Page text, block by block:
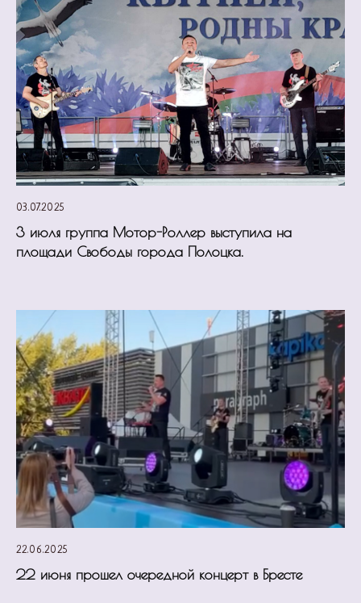
03.07.2025
3 июля группа Мотор-Роллер выступила на
площади Свободы города Полоцка.
22.06.2025
22 июня прошел очередной концерт в Бресте